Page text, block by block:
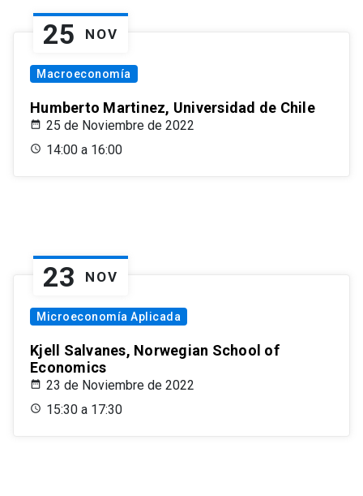
25 NOV
Macroeconomía
Humberto Martinez, Universidad de Chile
25 de Noviembre de 2022
14:00 a 16:00
23 NOV
Microeconomía Aplicada
Kjell Salvanes, Norwegian School of
Economics
23 de Noviembre de 2022
15:30 a 17:30